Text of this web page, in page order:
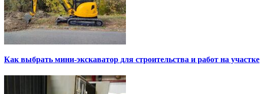
Как выбрать мини-экскаватор для строительства и работ на участке